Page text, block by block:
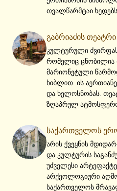
თვალწარმტაი
გაბრიაძის თეატრი
კულტურული
რომელიც ცნობილია
მარიონეტული
ხიბლით. ის
და ხელოსნობას.
ზღაპრულ
საქართველოს
არის ქვეყნის
და კულტურის
უძველესი
არქეოლოგიური
საქართველოს